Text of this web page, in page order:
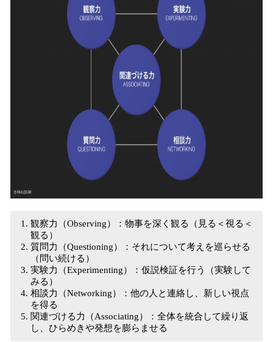
観察力（Observing）：物事を深く観る（見る＜視る＜
観る）
質問力（Questioning）：それについて考えを巡らせる
（問い続ける）
実験力（Experimenting）：仮説検証を行う（実験して
みる）
相談力（Networking）：他の人と連絡し、新しい視点
を得る
関連づける力（Associating）：全体を統合して繰り返
し、ひらめきや発想を膨らませる